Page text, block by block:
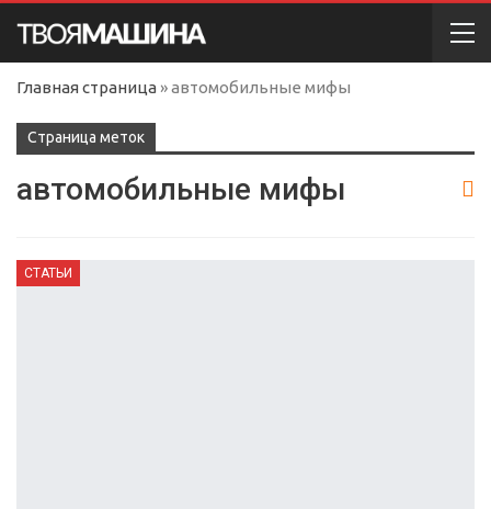
Главная страница »автомобильные мифы
Cтраница меток
автомобильные мифы
СТАТЬИ